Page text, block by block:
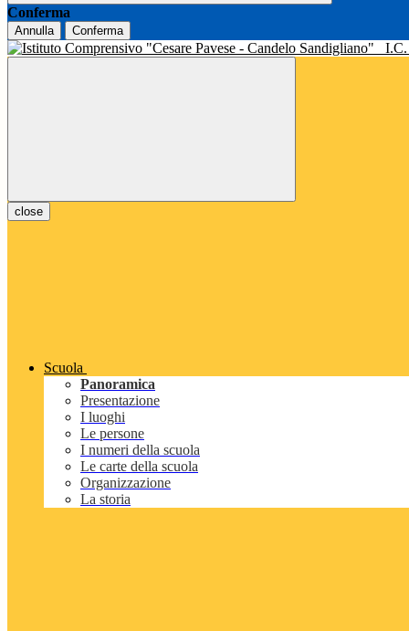
Conferma
Annulla Conferma
I.C.
close
Scuola
Panoramica
Presentazione
I luoghi
Le persone
I numeri della scuola
Le carte della scuola
Organizzazione
La storia